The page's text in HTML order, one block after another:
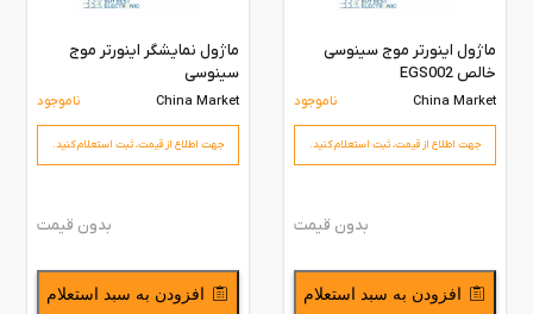
ماژول اینورتر موج سینوسی
خالص EGS002
China Market ناموجود
جهت اطلاع از قیمت،‌ ثبت استعلام کنید.
بدون قیمت
افزودن به سبد استعلام
ماژول نمایشگر اینورتر موج
سینوسی
China Market ناموجود
جهت اطلاع از قیمت،‌ ثبت استعلام کنید.
بدون قیمت
افزودن به سبد استعلام